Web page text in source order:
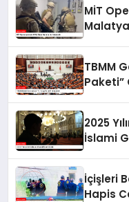
MİT
TBMM
Paketi”
2025
İslami
İçişleri
Hapis